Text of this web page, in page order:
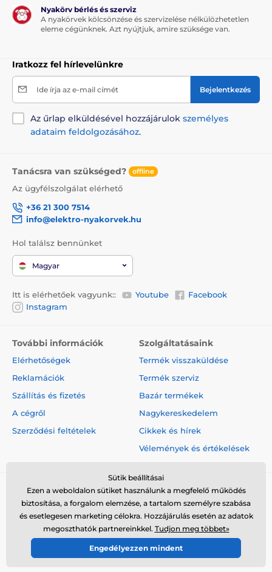
Nyakörv bérlés és szerviz
A nyakörvek kölcsönzése és szervizelése nélkülözhetetlen
eleme cégünknek. Azt nyújtjuk, amire szüksége van.
Iratkozz fel hírlevelünkre
Ide írja az e-mail címét Bejelentkezés
Az űrlap elküldésével hozzájárulok személyes
adataim feldolgozásához.
Tanácsra van szükséged? offline
Az ügyfélszolgálat elérhető
+36 21 300 7514
info@elektro-nyakorvek.hu
Hol találsz bennünket
Magyar
Itt is elérhetőek vagyunk:: Youtube
Facebook
Instagram
További információk
Elérhetőségek
Reklamációk
Szállítás és fizetés
A cégről
Szerződési feltételek
Szolgáltatásaink
Termék visszaküldése
Termék szerviz
Bazár termékek
Nagykereskedelem
Cikkek és hírek
Vélemények és értékelések
© 2026 www.elektro-nyakorvek.hu ⦁ Webshop szolgáltatónk a
SIMPLIA.cz
Sütik beállításai
Ezen a weboldalon sütiket használunk a megfelelő működés
biztosítása, a forgalom elemzése, a tartalom személyre szabása
és esetlegesen marketing célokra. Hozzájárulás esetén az adatok
megoszthatók partnereinkkel. Tudjon meg többet»
Engedélyezzen mindent